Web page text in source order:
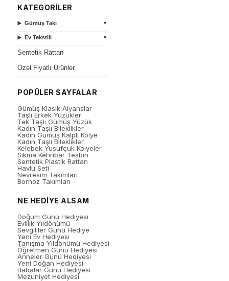
KATEGORİLER
Gümüş Takı ▼
Ev Tekstili ▼
Sentetik Rattan
Özel Fiyatlı Ürünler
POPÜLER SAYFALAR
Gümüş Klasik Alyanslar
Taşlı Erkek Yüzükler
Tek Taşlı Gümüş Yüzük
Kadın Taşlı Bileklikler
Kadın Gümüş Kalpli Kolye
Kadın Taşlı Bileklikler
Kelebek-Yusufçuk Kolyeler
Sıkma Kehribar Tesbih
Sentetik Plastik Rattan
Havlu Seti
Nevresim Takımları
Bornoz Takımları
NE HEDİYE ALSAM
Doğum Günü Hediyesi
Evlilik Yıldönümü
Sevgililer Günü Hediye
Yeni Ev Hediyesi
Tanışma Yıldönümü Hediyesi
Öğretmen Günü Hediyesi
Anneler Günü Hediyesi
Yeni Doğan Hediyesi
Babalar Günü Hediyesi
Mezuniyet Hediyesi